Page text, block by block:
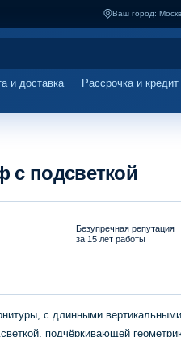
Ваш город:
и доставка Рассрочка и кредит
подсветкой
Безупречная репутация
за 15 лет работы
с длинными
подчёркивающей